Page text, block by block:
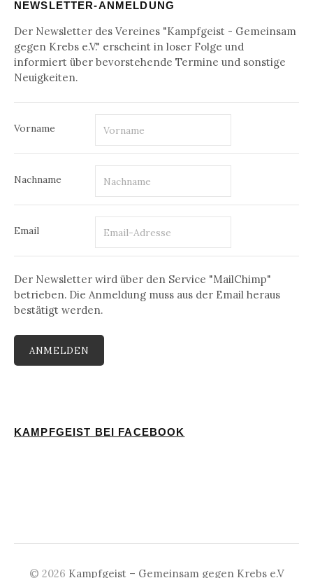
NEWSLETTER-ANMELDUNG
Der Newsletter des Vereines "Kampfgeist - Gemeinsam
gegen Krebs e.V." erscheint in loser Folge und
informiert über bevorstehende Termine und sonstige
Neuigkeiten.
Vorname
Nachname
Email
Der Newsletter wird über den Service "MailChimp"
betrieben. Die Anmeldung muss aus der Email heraus
bestätigt werden.
KAMPFGEIST BEI FACEBOOK
© 2026 Kampfgeist – Gemeinsam gegen Krebs e.V